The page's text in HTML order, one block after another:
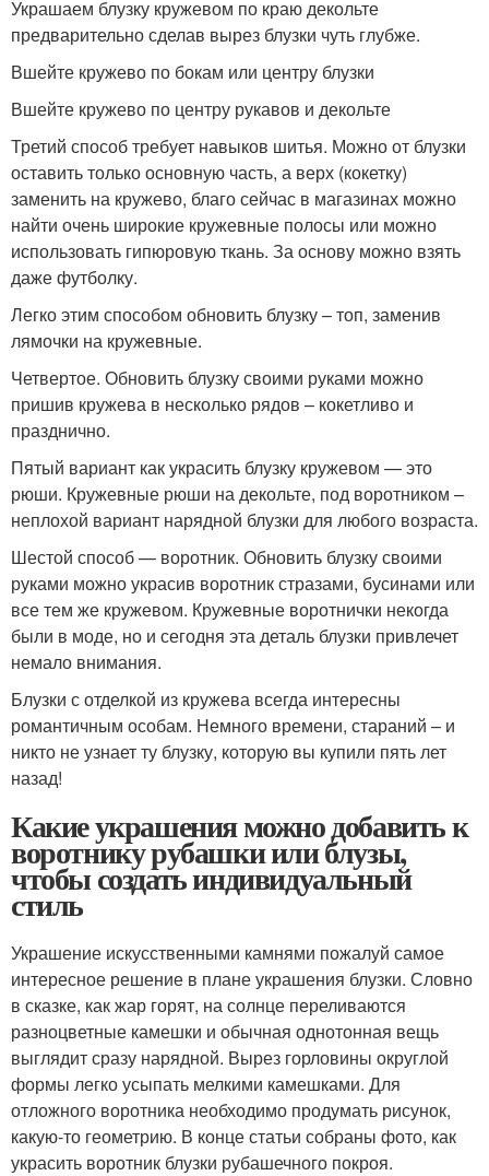
Украшаем блузку кружевом по краю декольте
предварительно сделав вырез блузки чуть глубже.
Вшейте кружево по бокам или центру блузки
Вшейте кружево по центру рукавов и декольте
Третий способ требует навыков шитья. Можно от блузки
оставить только основную часть, а верх (кокетку)
заменить на кружево, благо сейчас в магазинах можно
найти очень широкие кружевные полосы или можно
использовать гипюровую ткань. За основу можно взять
даже футболку.
Легко этим способом обновить блузку – топ, заменив
лямочки на кружевные.
Четвертое. Обновить блузку своими руками можно
пришив кружева в несколько рядов – кокетливо и
празднично.
Пятый вариант как украсить блузку кружевом — это
рюши. Кружевные рюши на декольте, под воротником –
неплохой вариант нарядной блузки для любого возраста.
Шестой способ — воротник. Обновить блузку своими
руками можно украсив воротник стразами, бусинами или
все тем же кружевом. Кружевные воротнички некогда
были в моде, но и сегодня эта деталь блузки привлечет
немало внимания.
Блузки с отделкой из кружева всегда интересны
романтичным особам. Немного времени, стараний – и
никто не узнает ту блузку, которую вы купили пять лет
назад!
Какие украшения можно добавить к
воротнику рубашки или блузы,
чтобы создать индивидуальный
стиль
Украшение искусственными камнями пожалуй самое
интересное решение в плане украшения блузки. Словно
в сказке, как жар горят, на солнце переливаются
разноцветные камешки и обычная однотонная вещь
выглядит сразу нарядной. Вырез горловины округлой
формы легко усыпать мелкими камешками. Для
отложного воротника необходимо продумать рисунок,
какую-то геометрию. В конце статьи собраны фото, как
украсить воротник блузки рубашечного покроя.